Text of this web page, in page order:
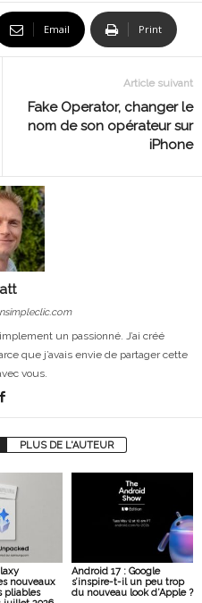
Email Print
Article suivant
Fake Operator, changer le
nom de son opérateur sur
iPhone
un passionné. J’ai créé
que j’avais envie de partager cette
vous.
PLUS DE L'AUTEUR
nouveaux
pliables
Android 17 : Google
s’inspire-t-il un peu trop
du nouveau look d’Apple ?